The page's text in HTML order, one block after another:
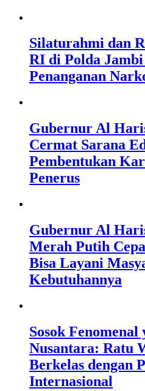
Silaturahmi dan
RI di Polda
Penanganan
Gubernur Al
Cermat Sarana
Pembentukan
Penerus
Gubernur Al
Merah Putih
Bisa Layani
Kebutuhannya
Sosok
Nusantara: Ratu
Berkelas dengan
Internasional